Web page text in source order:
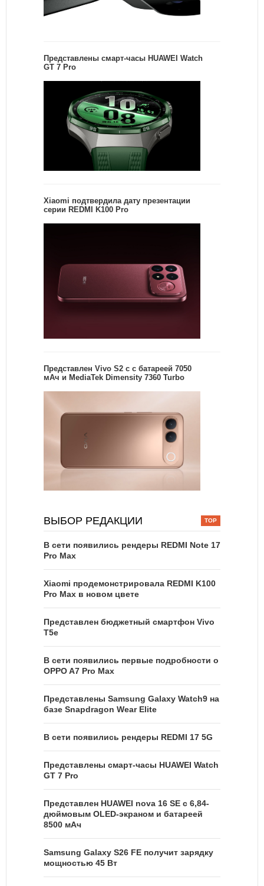
Представлены смарт-часы HUAWEI Watch
GT 7 Pro
Xiaomi подтвердила дату презентации
серии REDMI K100 Pro
Представлен Vivo S2 с с батареей 7050
мАч и MediaTek Dimensity 7360 Turbo
ВЫБОР РЕДАКЦИИ
В сети появились рендеры REDMI Note 17
Pro Max
Xiaomi продемонстрировала REDMI K100
Pro Max в новом цвете
Представлен бюджетный смартфон Vivo
T5e
В сети появились первые подробности о
OPPO A7 Pro Max
Представлены Samsung Galaxy Watch9 на
базе Snapdragon Wear Elite
В сети появились рендеры REDMI 17 5G
Представлены смарт-часы HUAWEI Watch
GT 7 Pro
Представлен HUAWEI nova 16 SE с 6,84-
дюймовым OLED-экраном и батареей
8500 мАч
Samsung Galaxy S26 FE получит зарядку
мощностью 45 Вт